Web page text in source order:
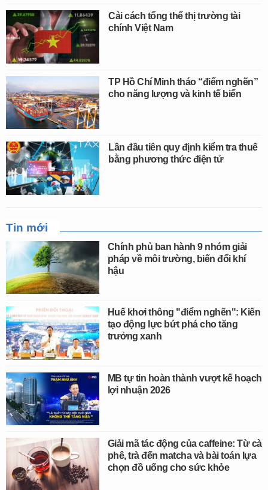
Cải cách tổng thể thị trường tài
chính Việt Nam
TP Hồ Chí Minh tháo “điểm nghẽn”
cho năng lượng và kinh tế biển
Lần đầu tiên quy định kiểm tra thuế
bằng phương thức điện tử
Tin mới
Chính phủ ban hành 9 nhóm giải
pháp về môi trường, biến đổi khí
hậu
Huế khơi thông "điểm nghẽn": Kiến
tạo động lực bứt phá cho tăng
trưởng xanh
MB tự tin hoàn thành vượt kế hoạch
lợi nhuận 2026
Giải mã tác động của caffeine: Từ cà
phê, trà đến matcha và bài toán lựa
chọn đồ uống cho sức khỏe